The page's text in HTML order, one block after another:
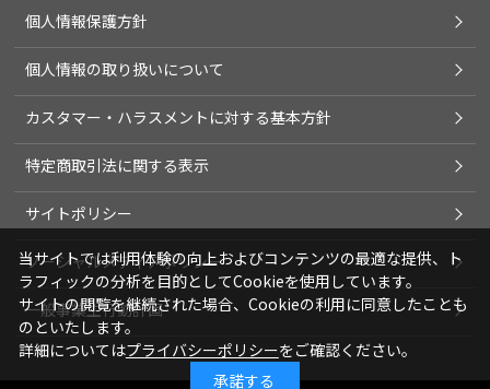
個人情報保護方針
個人情報の取り扱いについて
カスタマー・ハラスメントに対する基本方針
特定商取引法に関する表示
サイトポリシー
ソーシャルメディアポリシー
一般事業主行動計画
当サイトでは利用体験の向上およびコンテンツの最適な提供、ト
ラフィックの分析を目的としてCookieを使用しています。
サイトの閲覧を継続された場合、Cookieの利用に同意したことも
のといたします。
詳細についてはプライバシーポリシーをご確認ください。
承諾する